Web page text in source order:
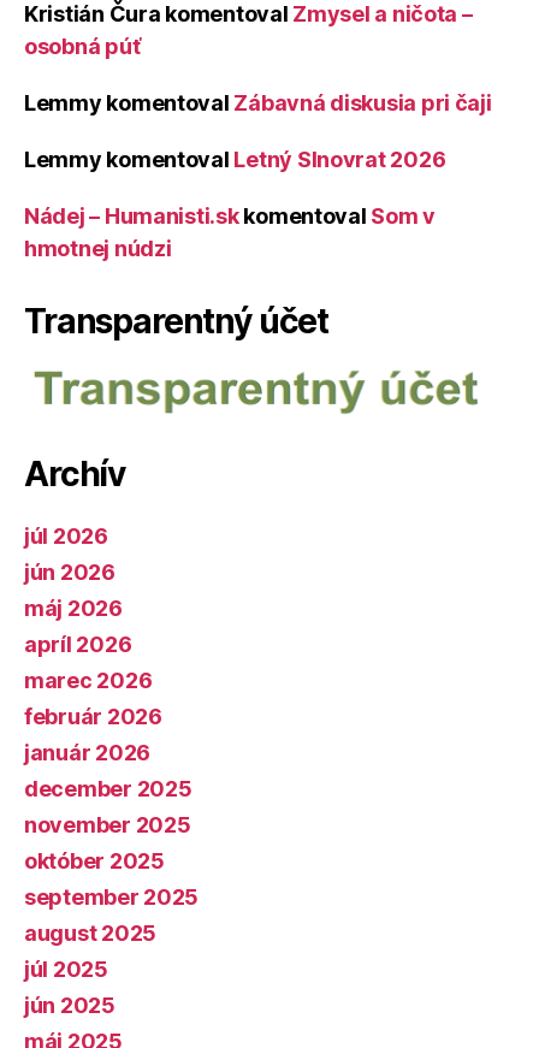
Kristián Čura komentoval Zmysel a ničota –
osobná púť
Lemmy komentoval Zábavná diskusia pri čaji
Lemmy komentoval Letný Slnovrat 2026
Nádej – Humanisti.skkomentoval Som v
hmotnej núdzi
Transparentný účet
Archív
júl 2026
jún 2026
máj 2026
apríl 2026
marec 2026
február 2026
január 2026
december 2025
november 2025
október 2025
september 2025
august 2025
júl 2025
jún 2025
máj 2025